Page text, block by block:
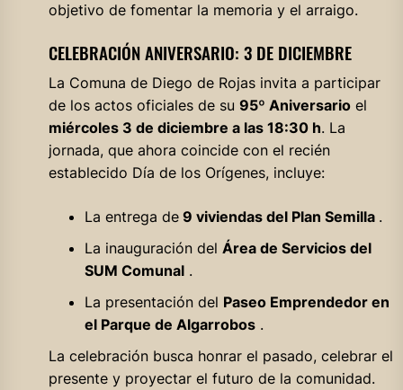
objetivo de fomentar la memoria y el arraigo.
CELEBRACIÓN ANIVERSARIO: 3 DE DICIEMBRE
La Comuna de Diego de Rojas invita a participar
de los actos oficiales de su 95º Aniversarioel
miércoles 3 de diciembre a las 18:30 h. La
jornada, que ahora coincide con el recién
establecido Día de los Orígenes, incluye:
La entrega de9 viviendas del Plan Semilla .
La inauguración del Área de Servicios del
SUM Comunal.
La presentación del Paseo Emprendedor en
el Parque de Algarrobos.
La celebración busca honrar el pasado, celebrar el
presente y proyectar el futuro de la comunidad.